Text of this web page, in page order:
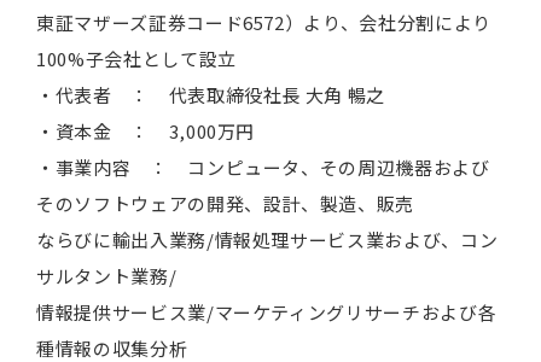
東証マザーズ証券コード6572）より、会社分割により
100%子会社として設立
・代表者 ： 代表取締役社長 大角 暢之
・資本金 ： 3,000万円
・事業内容 ： コンピュータ、その周辺機器および
そのソフトウェアの開発、設計、製造、販売
ならびに輸出入業務/情報処理サービス業および、コン
サルタント業務/
情報提供サービス業/マーケティングリサーチおよび各
種情報の収集分析